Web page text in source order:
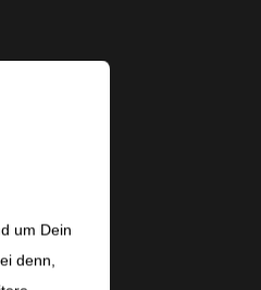
haben.
um Dein
denn,